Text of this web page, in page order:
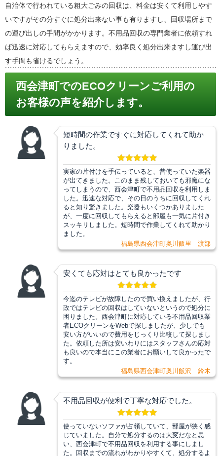
自治体で行われている粗大ごみの回収は、料金は安くて利用しやす
いですがその分すぐに処分出来ない事も有りますし、回収場所まで
の運び出しの手間がかかります。不用品回収の専門業者に依頼すれ
ば迅速に対応してもらえますので、効率良く処分出来ますし運び出
す手間も省けるでしょう。
西会津町でのECOクリーンご利用の
お客様の声を紹介します。
短時間の作業ですぐに対応してくれて助か
りました。
実家の片付けを手伝っていると、昔使っていた楽器
が出てきました。このまま残しておいても邪魔にな
ってしまうので、西会津町で不用品回収を利用しま
した。迅速な対応で、その日のうちに回収してくれ
ると知り驚きました。楽器もいくつかありました
が、一度に回収してもらえると部屋も一気に片付き
スッキリしました。短時間で作業してくれて助かり
ました。
福島県西会津町奥川飯里 渡部
安くても応対はとても良かったです
今迄のテレビが故障したので買い換えましたが、行
政ではテレビの回収はしていないというので処分に
困りました。西会津町に対応している不用品回収業
者ECOクリーンをWebで探しましたが、少しでも
安い方がいいので費用をじっくり比較して探しまし
た。依頼した所は安いわりにはスタッフさんの応対
も良いので本当にこの業者にお願いして良かったで
す。
福島県西会津町奥川飯沢 鈴木
不用品回収が便利で丁寧な対応でした。
使っていないソファが占領していて、部屋が狭く感
じていました。自分で処分するのは大変だなと思
い、西会津町で不用品回収を利用する事にしまし
た。回収までの流れがわかりやすくて、処分するよ